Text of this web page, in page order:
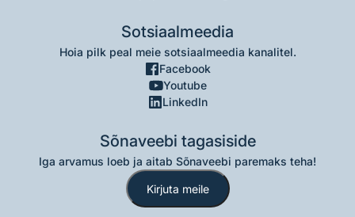
Sotsiaalmeedia
Hoia pilk peal meie sotsiaalmeedia kanalitel.
Facebook
Youtube
LinkedIn
Sõnaveebi tagasiside
Iga arvamus loeb ja aitab Sõnaveebi paremaks teha!
Kirjuta meile